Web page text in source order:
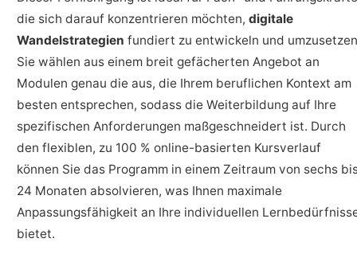
die sich darauf konzentrieren möchten, digitale
Wandelstrategien fundiert zu entwickeln und
Sie wählen aus einem breit gefächerten Angebot an
Modulen genau die aus, die Ihrem beruflichen Kontext am
besten entsprechen, sodass die Weiterbildung auf Ihre
spezifischen Anforderungen maßgeschneidert ist. Durch
den flexiblen, zu 100 % online-basierten Kursverlauf
können Sie das Programm in einem Zeitraum von sechs
24 Monaten absolvieren, was Ihnen maximale
Anpassungsfähigkeit an Ihre individuellen
bietet.